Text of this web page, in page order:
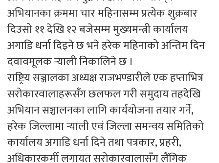
अभियानका क्रममा चार महिनासम्म प्रत्येक शुक्रबार
दिउसो ११ देखि १२ बजेसम्म मुख्यमन्त्री कार्यालय
अगाडि धर्ना दिइने छ भने हरेक महिनाको अन्तिम दिन
दवावमूलक र्‍याली निकालिने छ ।
राष्ट्रिय सञ्जालका अध्यक्ष राजभण्डारीले एक हप्ताभित्र
सरोकारवालाहरूसँग छलफल गरी समुदाय तहदेखि
अभियान सञ्चालनका लागि कार्ययोजना तयार गर्ने,
हरेक जिल्लामा र्‍याली एवं जिल्ला समन्वय समितिको
कार्यालय अगाडि धर्ना दिने तथा पत्रकार, प्रहरी,
अधिकारकर्मी लगायत सरोकारवालासँग लैंगिक